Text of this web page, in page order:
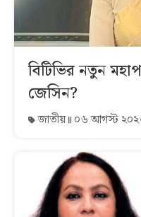
বিটিভির নতুন
জেসিন?
জাতীয় ০৬ আগস্ট